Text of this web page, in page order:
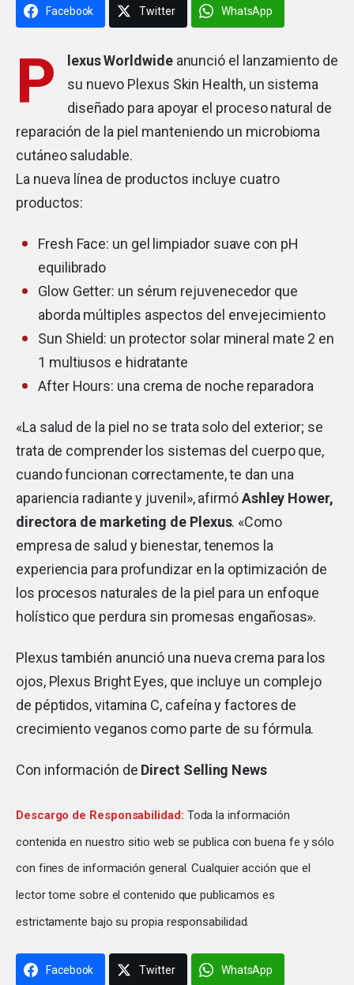
Facebook Twitter WhatsApp
P lexus Worldwideanunció el lanzamiento de
su nuevo Plexus Skin Health, un sistema
diseñado para apoyar el proceso natural de
reparación de la piel manteniendo un microbioma
cutáneo saludable.
La nueva línea de productos incluye cuatro
productos:
Fresh Face: un gel limpiador suave con pH
equilibrado
Glow Getter: un sérum rejuvenecedor que
aborda múltiples aspectos del envejecimiento
Sun Shield: un protector solar mineral mate 2 en
1 multiusos e hidratante
After Hours: una crema de noche reparadora
«La salud de la piel no se trata solo del exterior; se
trata de comprender los sistemas del cuerpo que,
cuando funcionan correctamente, te dan una
apariencia radiante y juvenil», afirmóAshley Hower,
directora de marketing de Plexus. «Como
empresa de salud y bienestar, tenemos la
experiencia para profundizar en la optimización de
los procesos naturales de la piel para un enfoque
holístico que perdura sin promesas engañosas».
Plexus también anunció una nueva crema para los
ojos, Plexus Bright Eyes, que incluye un complejo
de péptidos, vitamina C, cafeína y factores de
crecimiento veganos como parte de su fórmula.
Con información de Direct Selling News
Descargo de Responsabilidad: Toda la información
contenida en nuestro sitio web se publica con buena fe y sólo
con fines de información general. Cualquier acción que el
lector tome sobre el contenido que publicamos es
estrictamente bajo su propia responsabilidad.
Facebook Twitter WhatsApp